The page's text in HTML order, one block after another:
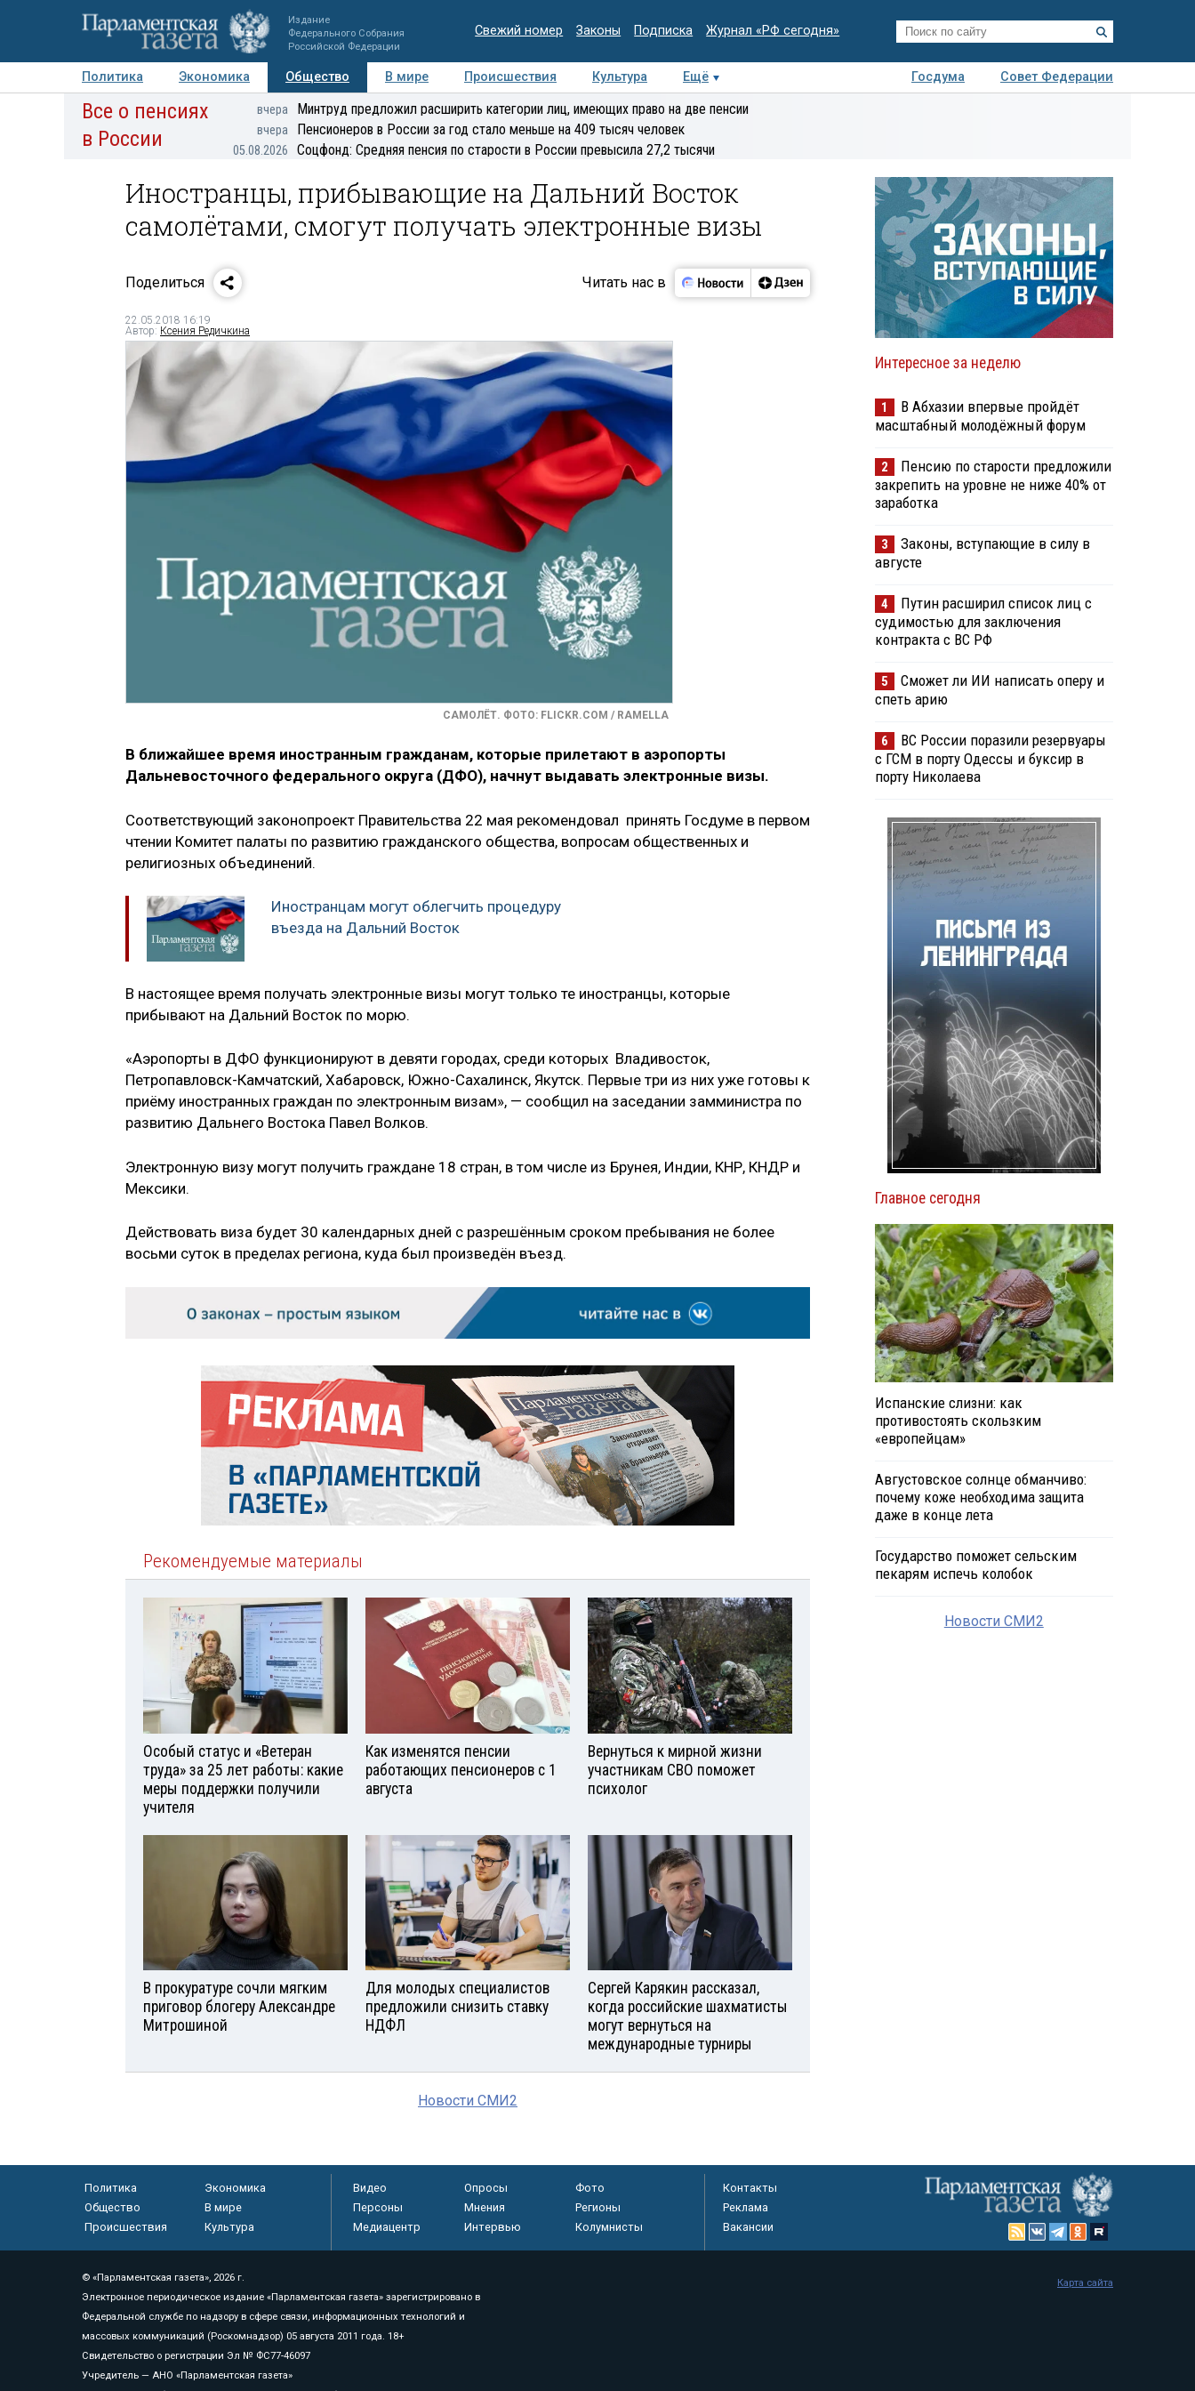
Издание
Федерального Собрания
Российской Федерации
Свежий номер Законы Подписка Журнал «РФ сегодня»
Политика Экономика Общество В мире Происшествия Культура Ещё Госдума
Совет Федерации
Авторы Персоны Мнения Регионы Медиацентр Интервью Колумнисты
Деловая
Все о пенсиях
в России
вчера Минтруд предложил расширить категории лиц, имеющих право на две пенсии
вчера Пенсионеров в России за год стало меньше на 409 тысяч человек
05.08.2026 Соцфонд: Средняя пенсия по старости в России превысила 27,2 тысячи
Иностранцы, прибывающие на Дальний Восток
самолётами, смогут получать электронные визы
Поделиться Читать нас в
22.05.2018 16:19
Автор: Ксения Редичкина
САМОЛЁТ. ФОТО: FLICKR.COM / RAMELLA
В ближайшее время иностранным гражданам, которые прилетают в аэропорты
Дальневосточного федерального округа (ДФО), начнут выдавать электронные визы.
Соответствующий законопроект Правительства 22 мая рекомендовал принять Госдуме в первом
чтении Комитет палаты по развитию гражданского общества, вопросам общественных и
религиозных объединений.
Иностранцам могут облегчить процедуру
въезда на Дальний Восток
В настоящее время получать электронные визы могут только те иностранцы, которые
прибывают на Дальний Восток по морю.
«Аэропорты в ДФО функционируют в девяти городах, среди которых Владивосток,
Петропавловск-Камчатский, Хабаровск, Южно-Сахалинск, Якутск. Первые три из них уже готовы к
приёму иностранных граждан по электронным визам», — сообщил на заседании замминистра по
развитию Дальнего Востока Павел Волков.
Электронную визу могут получить граждане 18 стран, в том числе из Брунея, Индии, КНР, КНДР и
Мексики.
Действовать виза будет 30 календарных дней с разрешённым сроком пребывания не более
восьми суток в пределах региона, куда был произведён въезд.
Рекомендуемые материалы
Особый статус и «Ветеран
труда» за 25 лет работы: какие
меры поддержки получили
учителя
Как изменятся пенсии
работающих пенсионеров с 1
августа
Вернуться к мирной жизни
участникам СВО поможет
психолог
В прокуратуре сочли мягким
приговор блогеру Александре
Митрошиной
Для молодых специалистов
предложили снизить ставку
НДФЛ
Сергей Карякин рассказал,
когда российские шахматисты
могут вернуться на
международные турниры
Новости СМИ2
Интересное за неделю
1
В Абхазии впервые пройдёт
масштабный молодёжный форум
2
Пенсию по старости предложили
закрепить на уровне не ниже 40% от
заработка
3
Законы, вступающие в силу в
августе
4
Путин расширил список лиц с
судимостью для заключения
контракта с ВС РФ
5
Сможет ли ИИ написать оперу и
спеть арию
6
ВС России поразили резервуары
с ГСМ в порту Одессы и буксир в
порту Николаева
Главное сегодня
Испанские слизни: как
противостоять скользким
«европейцам»
Августовское солнце обманчиво:
почему коже необходима защита
даже в конце лета
Государство поможет сельским
пекарям испечь колобок
Новости СМИ2
Политика
Экономика
Общество
В мире
Происшествия
Культура
Видео Опросы
Фото
Персоны
Мнения
Регионы
Медиацентр
Интервью Колумнисты
Контакты
Реклама
Вакансии
© «Парламентская газета», 2026 г.
Электронное периодическое издание «Парламентская газета» зарегистрировано в
Федеральной службе по надзору в сфере связи, информационных технологий и
массовых коммуникаций (Роскомнадзор) 05 августа 2011 года. 18+
Свидетельство о регистрации Эл № ФС77-46097
Учредитель — АНО «Парламентская газета»
Карта сайта